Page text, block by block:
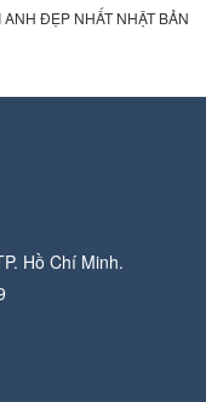
ĐẸP NHẤT NHẬT BẢN
Hồ Chí Minh.